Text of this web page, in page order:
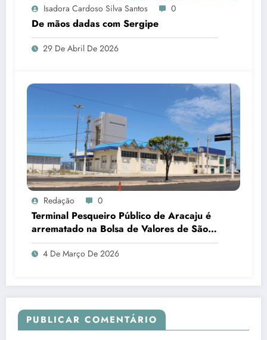
Isadora Cardoso Silva Santos 0
De mãos dadas com Sergipe
29 De Abril De 2026
Redação 0
Terminal Pesqueiro Público de Aracaju é
arrematado na Bolsa de Valores de São
Paulo
4 De Março De 2026
PUBLICAR COMENTÁRIO